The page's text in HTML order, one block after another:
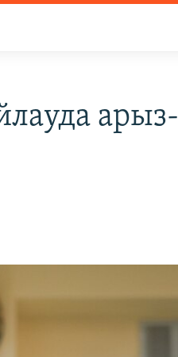
арыз-